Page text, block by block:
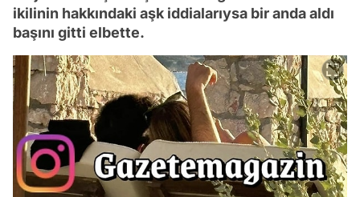
ikilinin hakkındaki aşk iddialarıysa bir anda aldı
başını gitti elbette.